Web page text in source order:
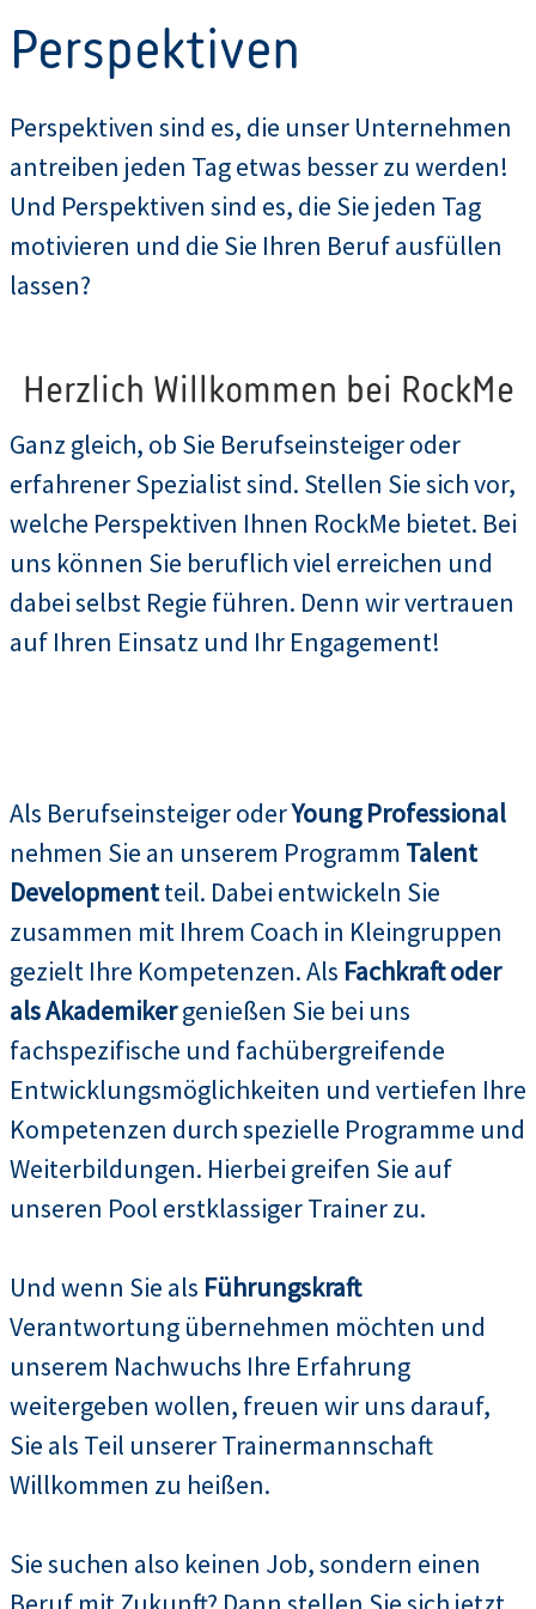
Perspektiven
Perspektiven sind es, die unser Unternehmen
antreiben jeden Tag etwas besser zu werden!
Und Perspektiven sind es, die Sie jeden Tag
motivieren und die Sie Ihren Beruf ausfüllen
lassen?
Herzlich Willkommen bei RockMe
Ganz gleich, ob Sie Berufseinsteiger oder
erfahrener Spezialist sind. Stellen Sie sich vor,
welche Perspektiven Ihnen RockMe bietet. Bei
uns können Sie beruflich viel erreichen und
dabei selbst Regie führen. Denn wir vertrauen
auf Ihren Einsatz und Ihr Engagement!
Als Berufseinsteiger oderYoung Professional
nehmen Sie an unserem Programm Talent
Developmentteil. Dabei entwickeln Sie
zusammen mit Ihrem Coach in Kleingruppen
gezielt Ihre Kompetenzen. Als Fachkraft oder
als Akademikergenießen Sie bei uns
fachspezifische und fachübergreifende
Entwicklungsmöglichkeiten und vertiefen Ihre
Kompetenzen durch spezielle Programme und
Weiterbildungen. Hierbei greifen Sie auf
unseren Pool erstklassiger Trainer zu.
Und wenn Sie als Führungskraft
Verantwortung übernehmen möchten und
unserem Nachwuchs Ihre Erfahrung
weitergeben wollen, freuen wir uns darauf,
Sie als Teil unserer Trainermannschaft
Willkommen zu heißen.
Sie suchen also keinen Job, sondern einen